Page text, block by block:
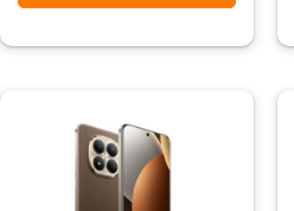
1.039,00 KM.
929,00 KM.